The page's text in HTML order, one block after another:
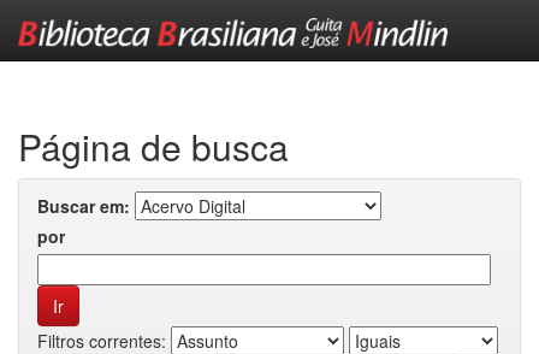
Página de busca
Buscar em:
por
Filtros correntes: